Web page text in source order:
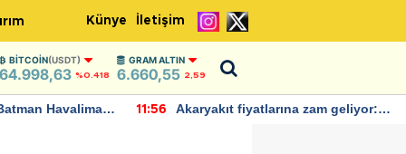
Künye İletişim
BITCOIN(USDT)
64.998,63 %0.418
GRAM ALTIN
6.660,55 2,59
Havalimanı
11:56
Akaryakıt fiyatlarına zam geliyor: